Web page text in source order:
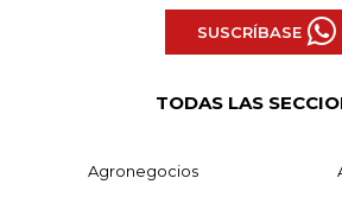
SUSCRÍBASE
TODAS LAS
Agronegocios